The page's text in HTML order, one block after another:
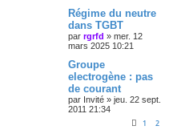
Régime du neutre
dans TGBT
par rgrfd » mer. 12
mars 2025 10:21
Groupe
electrogène : pas
de courant
par Invité » jeu. 22 sept.
2011 21:34
1 2